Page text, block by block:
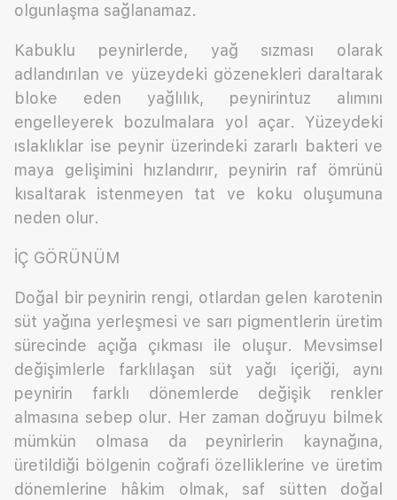
olgunlaşma sağlanamaz.
Kabuklu peynirlerde, yağ sızması olarak
adlandırılan ve yüzeydeki gözenekleri daraltarak
bloke eden yağlılık, peynirintuz alımını
engelleyerek bozulmalara yol açar. Yüzeydeki
ıslaklıklar ise peynir üzerindeki zararlı bakteri ve
maya gelişimini hızlandırır, peynirin raf ömrünü
kısaltarak istenmeyen tat ve koku oluşumuna
neden olur.
İÇ GÖRÜNÜM
Doğal bir peynirin rengi, otlardan gelen karotenin
süt yağına yerleşmesi ve sarı pigmentlerin üretim
sürecinde açığa çıkması ile oluşur. Mevsimsel
değişimlerle farklılaşan süt yağı içeriği, aynı
peynirin farklı dönemlerde değişik renkler
almasına sebep olur. Her zaman doğruyu bilmek
mümkün olmasa da peynirlerin kaynağına,
üretildiği bölgenin coğrafi özelliklerine ve üretim
dönemlerine hâkim olmak, saf sütten doğal